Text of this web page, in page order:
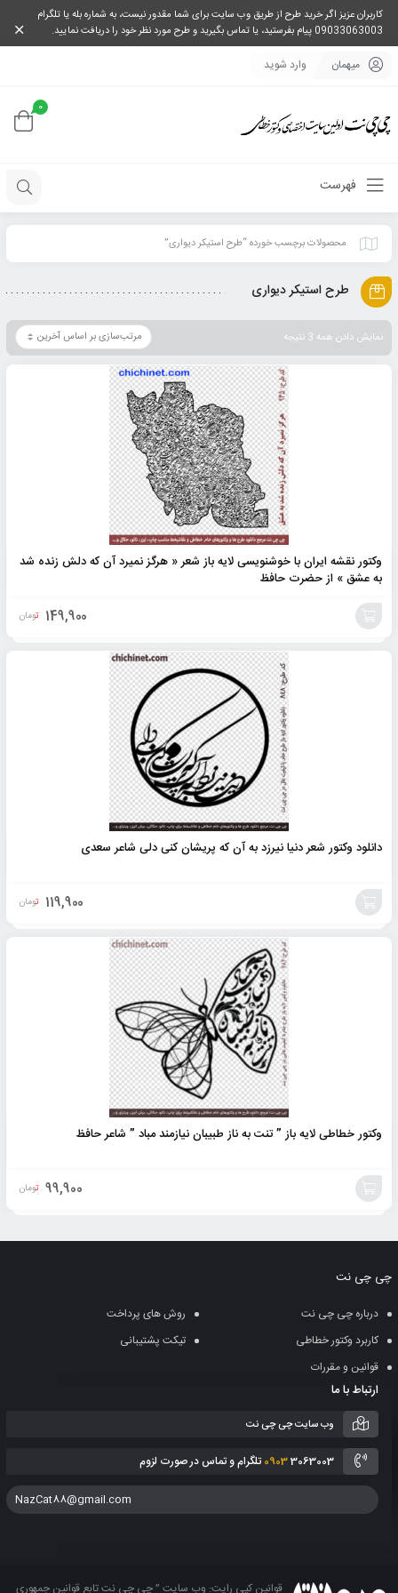
کاربران عزیز اگر خرید طرح از طریق وب سایت برای شما مقدور نیست، به شماره بله یا تلگرام
09033063003 پیام بفرستید، یا تماس بگیرید و طرح مورد نظر خود را دریافت نمایید.
میهمان وارد شوید
0
فهرست
محصولات برچسب خورده “طرح استیکر دیواری”
طرح استیکر دیواری
نمایش دادن همه 3 نتیجه
وکتور نقشه ایران با خوشنویسی لایه باز شعر « هرگز نمیرد آن که دلش زنده شد
به عشق » از حضرت حافظ
149,900 تومان
دانلود وکتور شعر دنیا نیرزد به آن که پریشان کنی دلی شاعر سعدی
119,900 تومان
وکتور خطاطی لایه باز ” تنت به ناز طبیبان نیازمند مباد ” شاعر حافظ
99,900 تومان
سبد
چی چی نت
درباره چی چی نت
روش های پرداخت
کاربرد وکتور خطاطی
تیکت پشتیبانی
قوانین و مقررات
ارتباط با ما
وب سایت چی چی نت
09033063003 تلگرام و تماس در صورت لزوم
NazCat88@gmail.com
قوانین کپی رایت: وب سایت ” چی چی نت تابع قوانین جمهوری